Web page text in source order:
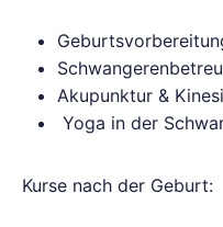
Akupunktur &
Yoga in der
Kurse nach der Geburt: